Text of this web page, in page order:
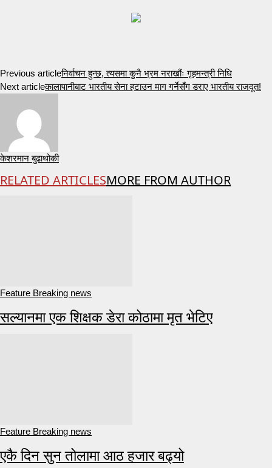
Previous articleनिर्वाचन हुन्छ, त्यसमा कुनै भ्रम नराखौंः गृहमन्त्री निधि
Next articleकालापानीबाट भारतीय सेना हटाउन माग गर्नेसँग डराए भारतीय राजदूत!
केशरमान बुढाथोकी
RELATED ARTICLESMORE FROM AUTHOR
Feature Breaking news
सल्यानमा एक शिक्षक डेरा कोठामा मृत भेटिए
Feature Breaking news
एकै दिन सुन तोलामा आठ हजार बढ्यो